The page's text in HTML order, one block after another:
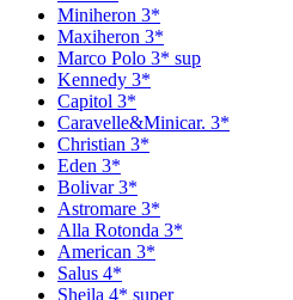
Miniheron 3*
Maxiheron 3*
Marco Polo 3* sup
Kennedy 3*
Capitol 3*
Caravelle&Minicar. 3*
Christian 3*
Eden 3*
Bolivar 3*
Astromare 3*
Alla Rotonda 3*
American 3*
Salus 4*
Sheila 4* super